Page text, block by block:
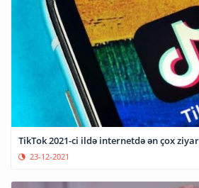
TikTok 2021-ci ildə internetdə ən çox
23-12-2021